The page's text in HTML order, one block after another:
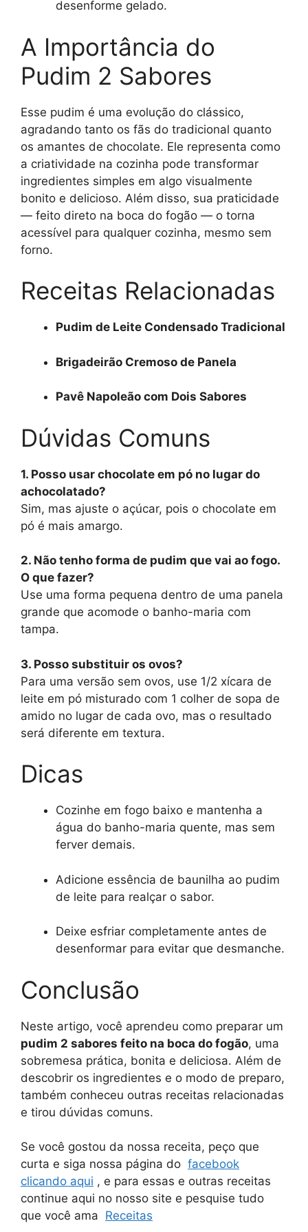
desenforme gelado.
A Importância do
Pudim 2 Sabores
Esse pudim é uma evolução do clássico,
agradando tanto os fãs do tradicional quanto
os amantes de chocolate. Ele representa como
a criatividade na cozinha pode transformar
ingredientes simples em algo visualmente
bonito e delicioso. Além disso, sua praticidade
— feito direto na boca do fogão — o torna
acessível para qualquer cozinha, mesmo sem
forno.
Receitas Relacionadas
Pudim de Leite Condensado Tradicional
Brigadeirão Cremoso de Panela
Pavê Napoleão com Dois Sabores
Dúvidas Comuns
1. Posso usar chocolate em pó no lugar do
achocolatado?
Sim, mas ajuste o açúcar, pois o chocolate em
pó é mais amargo.
2. Não tenho forma de pudim que vai ao fogo.
O que fazer?
Use uma forma pequena dentro de uma panela
grande que acomode o banho-maria com
tampa.
3. Posso substituir os ovos?
Para uma versão sem ovos, use 1/2 xícara de
leite em pó misturado com 1 colher de sopa de
amido no lugar de cada ovo, mas o resultado
será diferente em textura.
Dicas
Cozinhe em fogo baixo e mantenha a
água do banho-maria quente, mas sem
ferver demais.
Adicione essência de baunilha ao pudim
de leite para realçar o sabor.
Deixe esfriar completamente antes de
desenformar para evitar que desmanche.
Conclusão
Neste artigo, você aprendeu como preparar um
pudim 2 sabores feito na boca do fogão, uma
sobremesa prática, bonita e deliciosa. Além de
descobrir os ingredientes e o modo de preparo,
também conheceu outras receitas relacionadas
e tirou dúvidas comuns.
Se você gostou da nossa receita, peço que
curta e siga nossa página do facebook
clicando aqui , e para essas e outras receitas
continue aqui no nosso site e pesquise tudo
que você ama Receitas